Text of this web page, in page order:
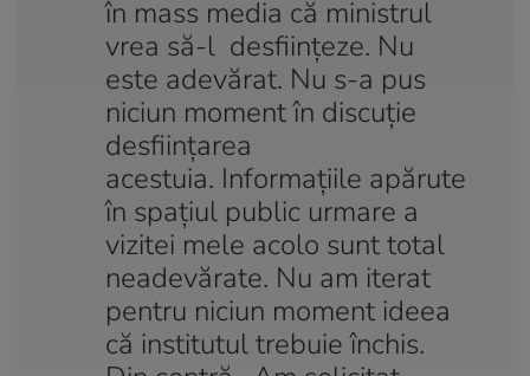
în mass media că ministrul
vrea să-l desfiinţeze. Nu
este adevărat. Nu s-a pus
niciun moment în discuţie
desfiinţarea
acestuia. Informaţiile apărute
în spaţiul public urmare a
vizitei mele acolo sunt total
neadevărate. Nu am iterat
pentru niciun moment ideea
că institutul trebuie închis.